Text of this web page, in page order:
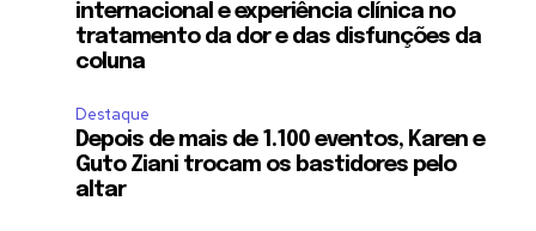
internacional e experiência clínica no
tratamento da dor e das disfunções da
coluna
Destaque
Depois de mais de 1.100 eventos, Karen e
Guto Ziani trocam os bastidores pelo
altar